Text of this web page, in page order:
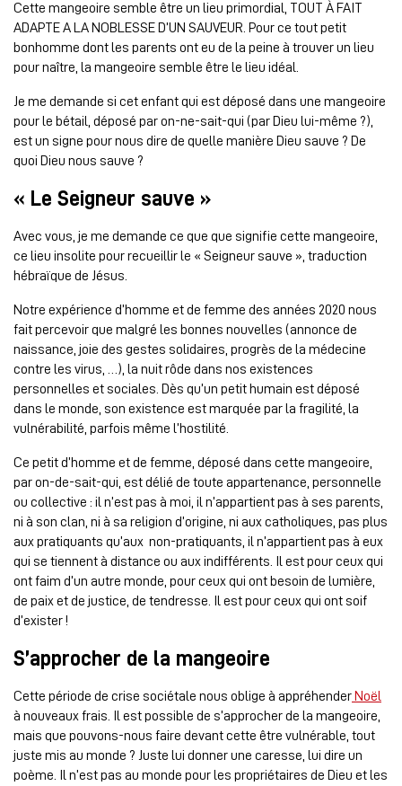
Cette mangeoire semble être un lieu primordial, TOUT À FAIT
ADAPTE A LA NOBLESSE D’UN SAUVEUR. Pour ce tout petit
bonhomme dont les parents ont eu de la peine à trouver un lieu
pour naître, la mangeoire semble être le lieu idéal.
Je me demande si cet enfant qui est déposé dans une mangeoire
pour le bétail, déposé par on-ne-sait-qui (par Dieu lui-même ?),
est un signe pour nous dire de quelle manière Dieu sauve ? De
quoi Dieu nous sauve ?
« Le Seigneur sauve »
Avec vous, je me demande ce que que signifie cette mangeoire,
ce lieu insolite pour recueillir le « Seigneur sauve », traduction
hébraïque de Jésus.
Notre expérience d’homme et de femme des années 2020 nous
fait percevoir que malgré les bonnes nouvelles (annonce de
naissance, joie des gestes solidaires, progrès de la médecine
contre les virus, …), la nuit rôde dans nos existences
personnelles et sociales. Dès qu’un petit humain est déposé
dans le monde, son existence est marquée par la fragilité, la
vulnérabilité, parfois même l’hostilité.
Ce petit d’homme et de femme, déposé dans cette mangeoire,
par on-de-sait-qui, est délié de toute appartenance, personnelle
ou collective : il n’est pas à moi, il n’appartient pas à ses parents,
ni à son clan, ni à sa religion d’origine, ni aux catholiques, pas plus
aux pratiquants qu’aux non-pratiquants, il n’appartient pas à eux
qui se tiennent à distance ou aux indifférents. Il est pour ceux qui
ont faim d’un autre monde, pour ceux qui ont besoin de lumière,
de paix et de justice, de tendresse. Il est pour ceux qui ont soif
d’exister !
S’approcher de la mangeoire
Cette période de crise sociétale nous oblige à appréhender Noël
à nouveaux frais. Il est possible de s’approcher de la mangeoire,
mais que pouvons-nous faire devant cette être vulnérable, tout
juste mis au monde ? Juste lui donner une caresse, lui dire un
poème. Il n’est pas au monde pour les propriétaires de Dieu et les